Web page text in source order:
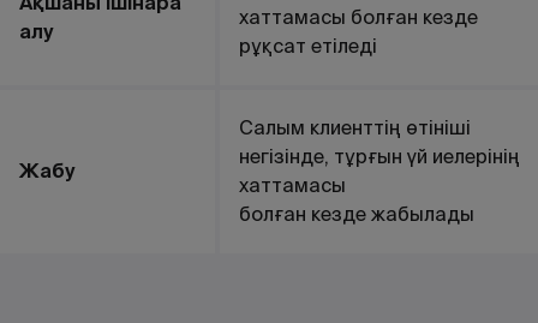
алу
хаттамасы болған кезде
рұқсат етіледі
Жабу
Салым клиенттің өтініші
негізінде, тұрғын үй иелерінің
хаттамасы
болған кезде жабылады